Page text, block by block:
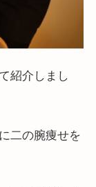
紹介しまし
二の腕痩せを